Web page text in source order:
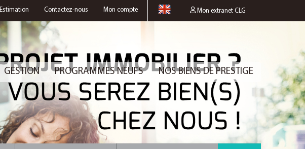
Mon extranet CLG
Estimation Contactez-nous Mon compte
GESTION PROGRAMMES NEUFS NOS BIENS DE PRESTIGE